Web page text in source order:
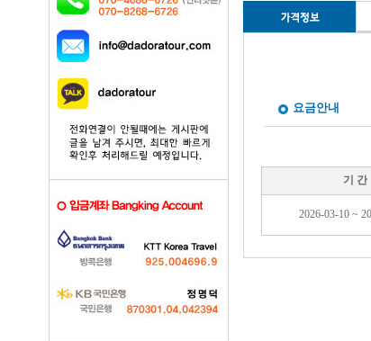
요금안내
기 간
2026-03-10 ~